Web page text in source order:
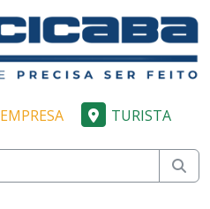
EMPRESA TURISTA